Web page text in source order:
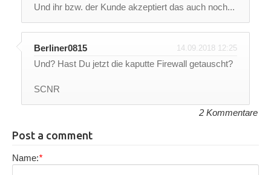
Und ihr bzw. der Kunde akzeptiert das auch noch...
Berliner0815 14.09.2018 12:25
Und? Hast Du jetzt die kaputte Firewall getauscht?
SCNR
2 Kommentare
Post a comment
Name:*